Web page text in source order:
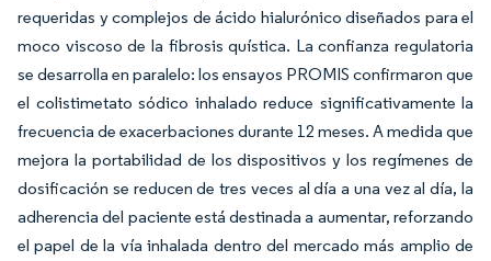
requeridas y complejos de ácido hialurónico diseñados para el
moco viscoso de la fibrosis quística. La confianza regulatoria
se desarrolla en paralelo: los ensayos PROMIS confirmaron que
el colistimetato sódico inhalado reduce significativamente la
frecuencia de exacerbaciones durante 12 meses. A medida que
mejora la portabilidad de los dispositivos y los regímenes de
dosificación se reducen de tres veces al día a una vez al día, la
adherencia del paciente está destinada a aumentar, reforzando
el papel de la vía inhalada dentro del mercado más amplio de